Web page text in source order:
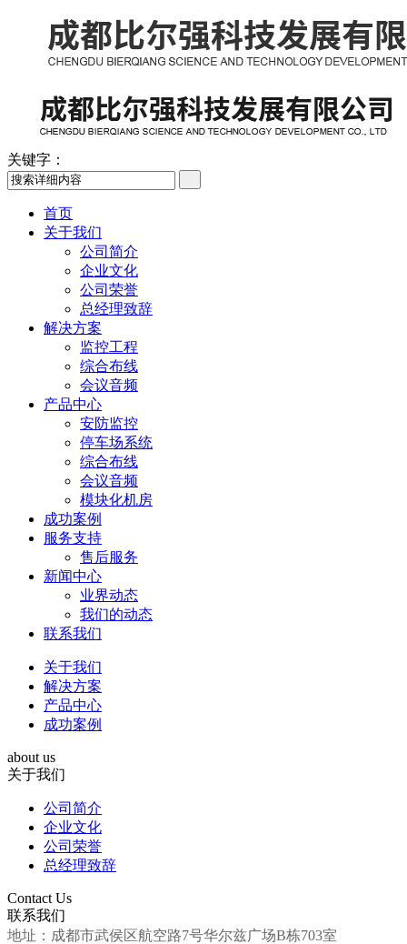
关键字：
首页
关于我们
公司简介
企业文化
公司荣誉
总经理致辞
解决方案
监控工程
综合布线
会议音频
产品中心
安防监控
停车场系统
综合布线
会议音频
模块化机房
成功案例
服务支持
售后服务
新闻中心
业界动态
我们的动态
联系我们
关于我们
解决方案
产品中心
成功案例
about us
关于我们
公司简介
企业文化
公司荣誉
总经理致辞
Contact Us
联系我们
地址：成都市武侯区航空路7号华尔兹广场B栋703室